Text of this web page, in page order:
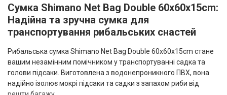
Сумка Shimano Net Bag Double 60x60x15cm:
Надійна та зручна сумка для
транспортування рибальських снастей
Рибальська сумка Shimano Net Bag Double 60x60x15cm стане
вашим незамінним помічником у транспортуванні садка та
голови підсаки. Виготовлена з водонепроникного ПВХ, вона
надійно ізолює мокрі підсаки та садки з запахом риби від